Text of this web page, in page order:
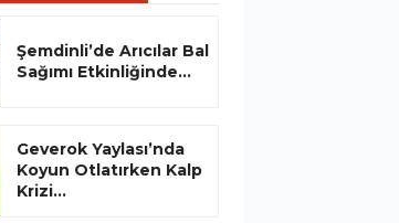
Şemdinli’de Arıcılar Bal
Sağımı Etkinliğinde...
Geverok Yaylası’nda
Koyun Otlatırken Kalp
Krizi...